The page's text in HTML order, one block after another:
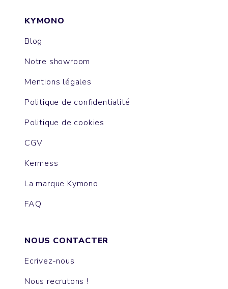
KYMONO
Blog
Notre showroom
Mentions légales
Politique de confidentialité
Politique de cookies
CGV
Kermess
La marque Kymono
FAQ
NOUS CONTACTER
Ecrivez-nous
Nous recrutons !